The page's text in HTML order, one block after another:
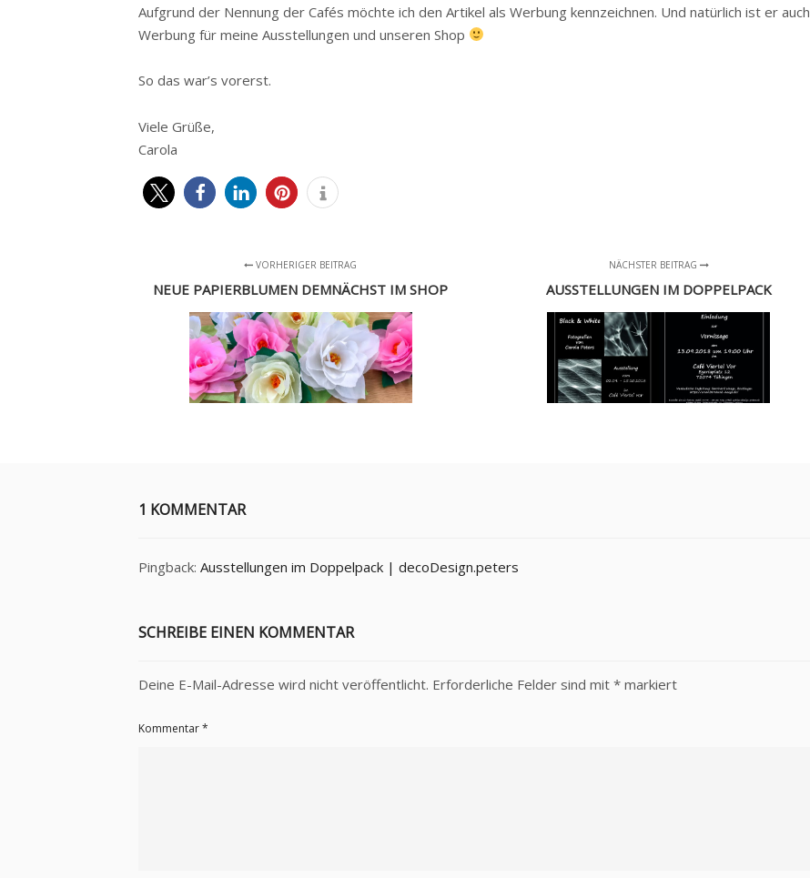
Aufgrund der Nennung der Cafés möchte ich den Artikel als Werbung kennzeichnen. Und natürlich ist er auch
Werbung für meine Ausstellungen und unseren Shop
So das war’s vorerst.
Viele Grüße,
Carola
VORHERIGER BEITRAG
NEUE PAPIERBLUMEN DEMNÄCHST IM SHOP
NÄCHSTER BEITRAG
AUSSTELLUNGEN IM DOPPELPACK
1 KOMMENTAR
Pingback: Ausstellungen im Doppelpack | decoDesign.peters
SCHREIBE EINEN KOMMENTAR
Deine E-Mail-Adresse wird nicht veröffentlicht. Erforderliche Felder sind mit * markiert
Kommentar*